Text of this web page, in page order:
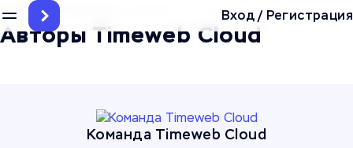
Вход/ Регистрация
Главная Инструкции
Авторы Timeweb Cloud
Команда Timeweb Cloud